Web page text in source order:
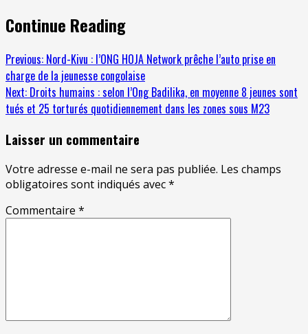
Continue Reading
Previous: Nord-Kivu : l’ONG HOJA Network prêche l’auto prise en
charge de la jeunesse congolaise
Next: Droits humains : selon l’Ong Badilika, en moyenne 8 jeunes sont
tués et 25 torturés quotidiennement dans les zones sous M23
Laisser un commentaire
Votre adresse e-mail ne sera pas publiée. Les champs
obligatoires sont indiqués avec*
Commentaire *